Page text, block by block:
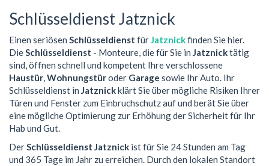
Schlüsseldienst Jatznick
Einen seriösen Schlüsseldienst fürJatznickfinden Sie hier.
DieSchlüsseldienst - Monteure, die für Sie in Jatznicktätig
sind, öffnen schnell und kompetent Ihre verschlossene
Haustür,Wohnungstüroder Garage sowie Ihr Auto. Ihr
Schlüsseldienst in Jatznickklärt Sie über mögliche Risiken Ihrer
Türen und Fenster zum Einbruchschutz auf und berät Sie über
eine mögliche Optimierung zur Erhöhung der Sicherheit für Ihr
Hab und Gut.
DerSchlüsseldienst Jatznick ist für Sie 24 Stunden am Tag
und 365 Tage im Jahr zu erreichen. Durch den lokalen Standort